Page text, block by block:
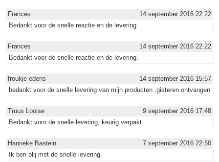
Frances
14 september 2016 22:22
Bedankt voor de snelle reactie en de levering.
Frances
14 september 2016 22:22
Bedankt voor de snelle reactie en de levering.
froukje edens
14 september 2016 15:57
bedankt voor de snelle levering van mijn producten ,gisteren ontvangen
Truus Looise
9 september 2016 17:48
Bedankt voor de snelle levering, keurig verpakt.
Hanneke Bastein
7 september 2016 22:50
Ik ben blij met de snelle levering.